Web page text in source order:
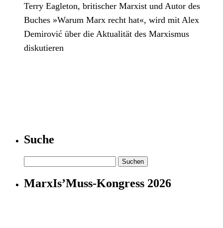
Terry Eagleton, britischer Marxist und Autor des
Buches »Warum Marx recht hat«, wird mit Alex
Demirović über die Aktualität des Marxismus
diskutieren
Suche
nach:
MarxIs’Muss-Kongress 2026